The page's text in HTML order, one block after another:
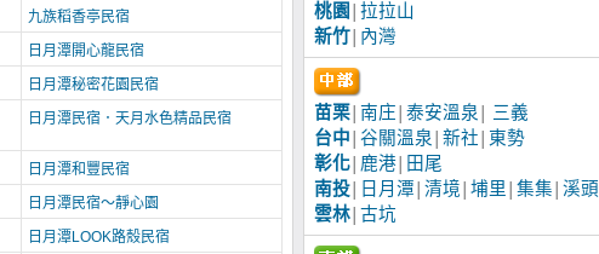
九族稻香亭民宿
日月潭開心龍民宿
日月潭秘密花園民宿
日月潭民宿．天月水色精品民宿
日月潭和豐民宿
日月潭民宿～靜心園
日月潭LOOK路殼民宿
桃園
拉拉山
新竹 內灣
苗栗│ 南庄 泰安溫泉
三義
台中 谷關溫泉 新社
東勢
彰化│ 鹿港│
田尾
南投│ 日月潭 清境 埔里 集集 溪頭
雲林│ 古坑